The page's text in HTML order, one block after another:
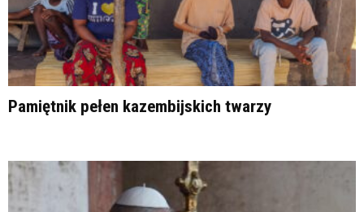
Pamiętnik pełen kazembijskich twarzy